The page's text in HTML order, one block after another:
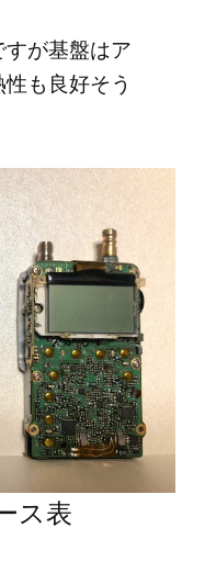
が基盤はア
も良好そう
ス表